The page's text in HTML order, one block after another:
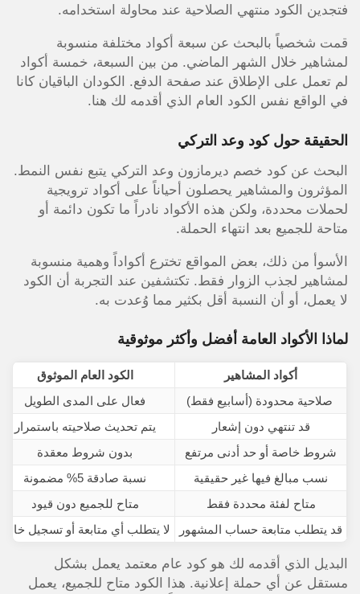
فتجدين الكود منتهي الصلاحية عند محاولة استخدامه.
قمت شخصياً بالبحث عن سبعة أكواد مختلفة منسوبة
لمشاهير خلال الشهر الماضي. من بين السبعة، خمسة أكواد
لم تعمل على الإطلاق عند صفحة الدفع. الكودان الباقيان كانا
في الواقع نفس الكود العام الذي أقدمه لك هنا.
الحقيقة حول كود وعد التركي
البحث عن كود خصم ديرمازون وعد التركي يتبع نفس النمط.
المؤثرون والمشاهير يحصلون أحياناً على أكواد ترويجية
لحملات محددة، ولكن هذه الأكواد نادراً ما تكون دائمة أو
متاحة للجميع بعد انتهاء الحملة.
الأسوأ من ذلك، بعض المواقع تخترع أكواداً وهمية منسوبة
لمشاهير لجذب الزوار فقط. تكتشفين عند التجربة أن الكود
لا يعمل، أو أن النسبة أقل بكثير مما وُعدت به.
لماذا الأكواد العامة أفضل وأكثر موثوقية
أكواد المشاهير
الكود العام الموثوق
صلاحية محدودة (أسابيع فقط)
فعال على المدى الطويل
قد تنتهي دون إشعار
يتم تحديث صلاحيته باستمرار
شروط خاصة أو حد أدنى مرتفع
بدون شروط معقدة
نسب مبالغ فيها غير حقيقية
نسبة صادقة 5% مضمونة
متاح لفئة محددة فقط
متاح للجميع دون قيود
قد يتطلب متابعة حساب المشهور
لا يتطلب أي متابعة أو تسجيل خاص
البديل الذي أقدمه لك هو كود عام معتمد يعمل بشكل
مستقل عن أي حملة إعلانية. هذا الكود متاح للجميع، يعمل